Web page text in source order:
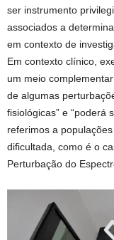
ser instrumento
associados a
em contexto de
Em contexto clínico,
um meio
de algumas
fisiológicas” e “poderá
referimos a
dificultada, como é o
Perturbação do